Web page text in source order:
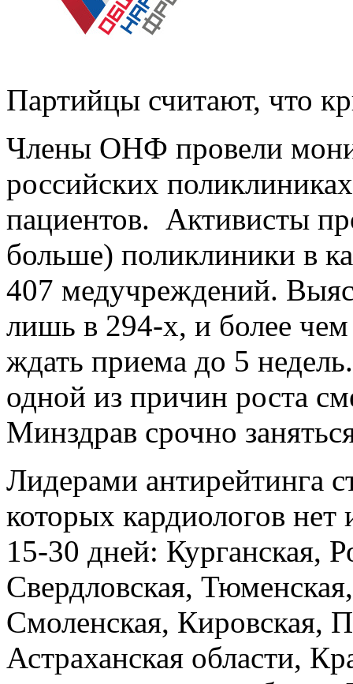
Партийцы считают, что
Члены ОНФ провели
российских
пациентов. Активисты
больше) поликлиники в
407 медучреждений.
лишь в 294-х, и более
ждать приема до 5
одной из причин роста
Минздрав срочно
Лидерами антирейтинга
которых кардиологов
15-30 дней: Курганская,
Свердловская,
Смоленская, Кировская,
Астраханская области,